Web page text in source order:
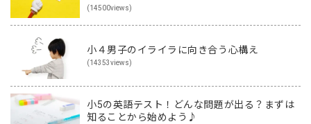
(14500views)
小４男子のイライラに向き合う心構え
(14353views)
小5の英語テスト！どんな問題が出る？まずは
知ることから始めよう♪